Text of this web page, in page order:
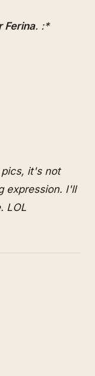
Ferina. :*
it's not
expression. I'll
LOL